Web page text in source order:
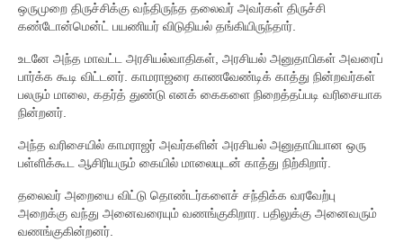
பொற்கால ஆட்சி
தமிழ் வளர்ச்சி
எளிமை
நினைவுகள்
நினைவிடம்
மணி மண்டபம்
ஒருமுறை திருச்சிக்கு வந்திருந்த தலைவர் அவர்கள் திருச்சி
கண்டோன்மென்ட் பயணியர் விடுதியல் தங்கியிருந்தார்.
உடனே அந்த மாவட்ட அரசியல்வாதிகள், அரசியல் அனுதாபிகள் அவரைப்
பார்க்க கூடி விட்டனர். காமராஜரை காணவேண்டிக் காத்து நின்றவர்கள்
பலரும் மாலை, கதர்த் துண்டு எனக் கைகளை நிறைத்தப்படி வரிசையாக
நின்றனர்.
அந்த வரிசையில் காமராஜர் அவர்களின் அரசியல் அனுதாபியான ஒரு
பள்ளிக்கூட ஆசிரியரும் கையில் மாலையுடன் காத்து நிற்கிறார்.
தலைவர் அறையை விட்டு தொண்டர்களைச் சந்திக்க வரவேற்பு
அறைக்கு வந்து அனைவரையும் வணங்குகிறார. பதிலுக்கு அனைவரும்
வணங்குகின்றனர்.